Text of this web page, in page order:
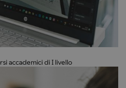
accademici di I livello